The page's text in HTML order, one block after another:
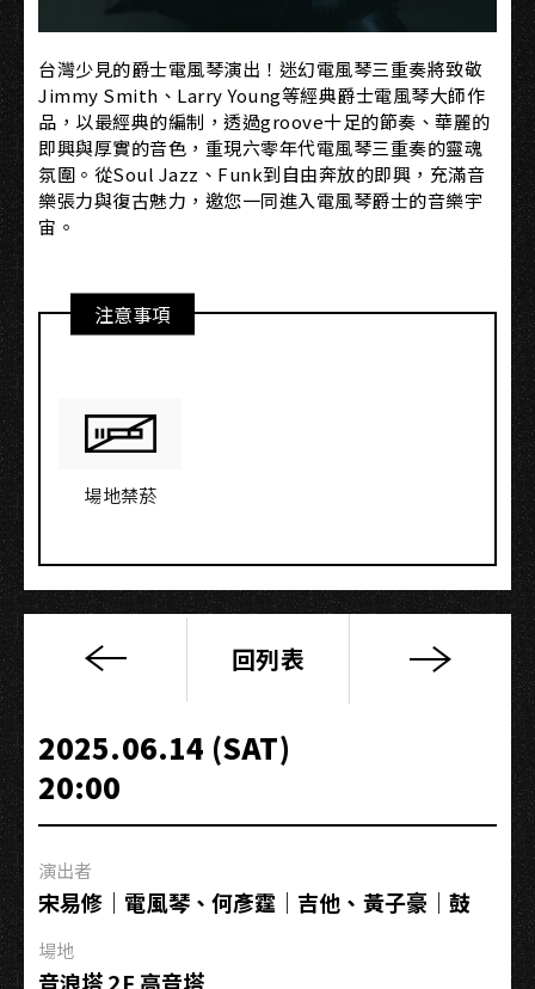
台灣少見的爵士電風琴演出！迷幻電風琴三重奏將致敬
Jimmy Smith、Larry Young等經典爵士電風琴大師作
品，以最經典的編制，透過groove十足的節奏、華麗的
即興與厚實的音色，重現六零年代電風琴三重奏的靈魂
氛圍。從Soul Jazz、Funk到自由奔放的即興，充滿音
樂張力與復古魅力，邀您一同進入電風琴爵士的音樂宇
宙。
注意事項
場地禁菸
Letter
Poland
寫
給
波
信
黃
回列表
2025.06.14 (SAT)
20:00
演出者
宋易修｜電風琴、何彥霆｜吉他、黃子豪｜鼓
場地
音浪塔 2F 高音塔